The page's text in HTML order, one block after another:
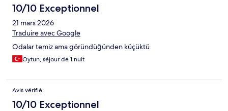
10/10 Exceptionnel
21 mars 2026
Traduire avec Google
Odalar temiz ama göründüğünden küçüktü
Oytun, séjour de 1 nuit
Avis vérifié
10/10 Exceptionnel